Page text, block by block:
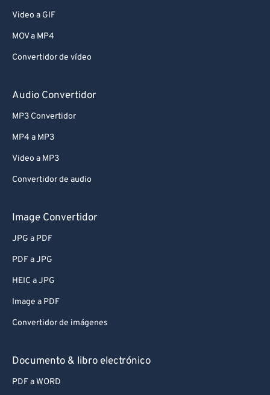
Video a GIF
MOV a MP4
Convertidor de vídeo
Audio Convertidor
MP3 Convertidor
MP4 a MP3
Video a MP3
Convertidor de audio
Image Convertidor
JPG a PDF
PDF a JPG
HEIC a JPG
Image a PDF
Convertidor de imágenes
Documento & libro electrónico
PDF a WORD